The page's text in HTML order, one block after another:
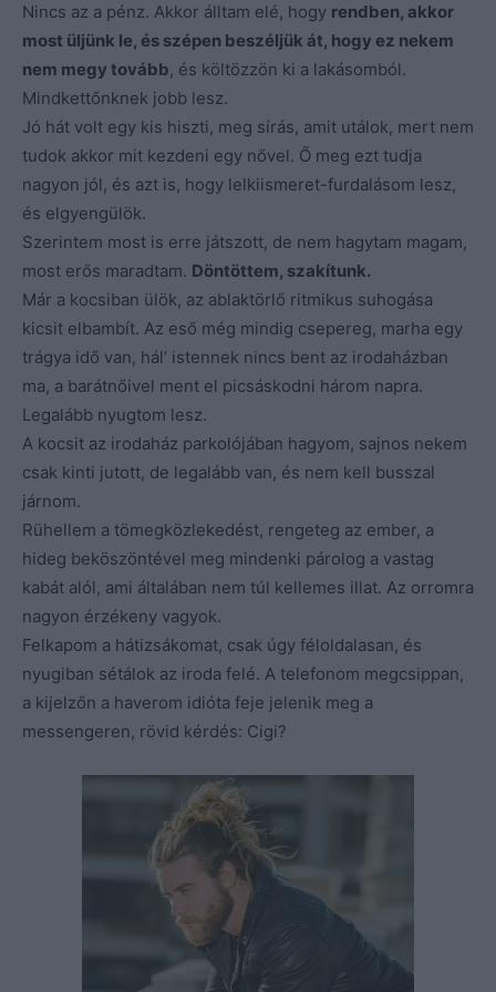
Nincs az a pénz. Akkor álltam elé, hogy rendben, akkor
most üljünk le, és szépen beszéljük át, hogy ez nekem
nem megy tovább, és költözzön ki a lakásomból.
Mindkettőnknek jobb lesz.
Jó hát volt egy kis hiszti, meg sírás, amit utálok, mert nem
tudok akkor mit kezdeni egy nővel. Ő meg ezt tudja
nagyon jól, és azt is, hogy lelkiismeret-furdalásom lesz,
és elgyengülök.
Szerintem most is erre játszott, de nem hagytam magam,
most erős maradtam. Döntöttem, szakítunk.
Már a kocsiban ülök, az ablaktörlő ritmikus suhogása
kicsit elbambít. Az eső még mindig csepereg, marha egy
trágya idő van, hál’ istennek nincs bent az irodaházban
ma, a barátnőivel ment el picsáskodni három napra.
Legalább nyugtom lesz.
A kocsit az irodaház parkolójában hagyom, sajnos nekem
csak kinti jutott, de legalább van, és nem kell busszal
járnom.
Rühellem a tömegközlekedést, rengeteg az ember, a
hideg beköszöntével meg mindenki párolog a vastag
kabát alól, ami általában nem túl kellemes illat. Az orromra
nagyon érzékeny vagyok.
Felkapom a hátizsákomat, csak úgy féloldalasan, és
nyugiban sétálok az iroda felé. A telefonom megcsippan,
a kijelzőn a haverom idióta feje jelenik meg a
messengeren, rövid kérdés: Cigi?